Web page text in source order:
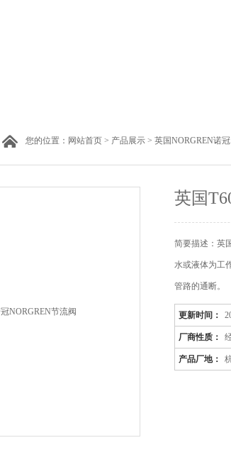
您的位置： 网站首页 > 产品展示 > 英国NORGREN诺冠
英国
简要描述：英
水或液体为工
管路的通断。
更新时间：
厂商性质：
产品厂地：